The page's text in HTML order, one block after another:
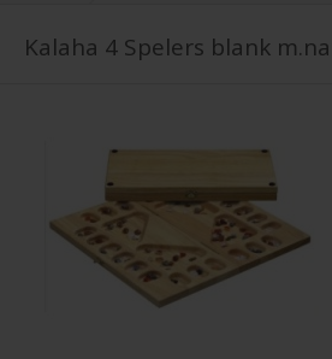
Kalaha 4 Spelers blank